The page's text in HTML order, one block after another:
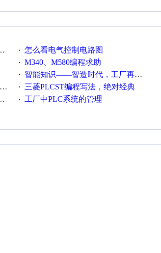
· 怎么看电气控制电路图
· M340、M580编程求助
· 智能知识——智造时代，工厂再不信息化就OUT了！
· 三菱PLCST编程写法，绝对经典
· 工厂中PLC系统的管理